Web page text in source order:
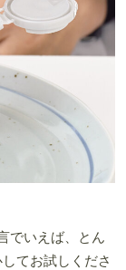
でいえば、とん
てお試しくださ